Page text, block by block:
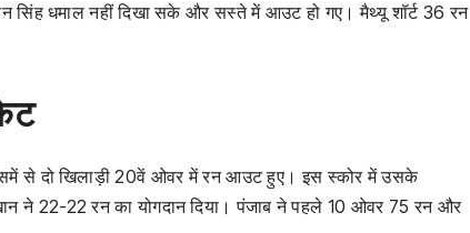
सिंह धमाल नहीं दिखा सके और सस्ते में आउट हो गए। मैथ्यू शॉर्ट 36 रन
से दो खिलाड़ी 20वें ओवर में रन आउट हुए। इस स्कोर में उसके
ने 22-22 रन का योगदान दिया। पंजाब ने पहले 10 ओवर 75 रन और